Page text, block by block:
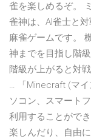
雀を楽しめるぞ。
雀神は、AI雀士と
麻雀ゲームです。
神までを目指し階
階級が上がると対
… 「Minecraft (マ
ソコン、スマート
利用することがで
楽しんだり、自由